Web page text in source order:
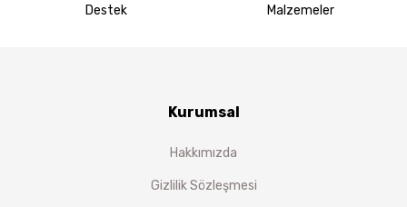
Destek Malzemeler
Kurumsal
Hakkımızda
Gizlilik Sözleşmesi